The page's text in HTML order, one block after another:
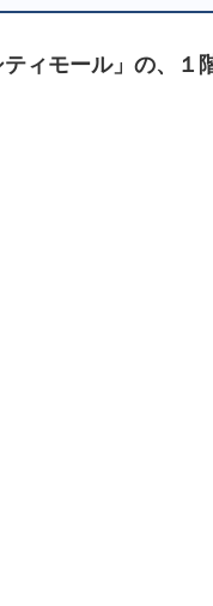
ィモール」の、１